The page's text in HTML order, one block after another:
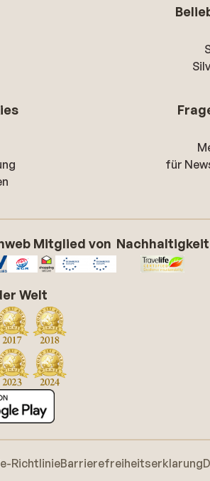
für
Mitglied von Nachhaltigkeit
Welt
RichtlinieBarrierefreiheitserklarung